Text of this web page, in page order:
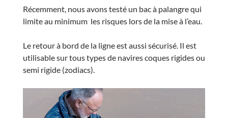
Récemment, nous avons testé un bac à palangre qui
limite au minimum les risques lors de la mise à l’eau.
Le retour à bord de la ligne est aussi sécurisé. Il est
utilisable sur tous types de navires coques rigides ou
semi rigide (zodiacs).